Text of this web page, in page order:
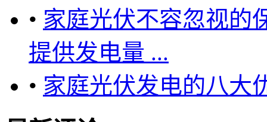
• 家庭光伏不容忽视的
提供发电量 ...
• 家庭光伏发电的八大